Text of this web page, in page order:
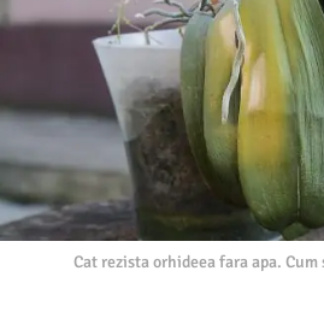
Cat rezista orhideea fara apa.